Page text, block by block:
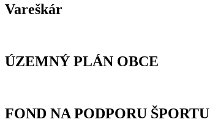
Vareškár
ÚZEMNÝ PLÁN OBCE
FOND NA PODPORU ŠPORTU